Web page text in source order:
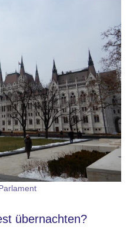
übernachten?